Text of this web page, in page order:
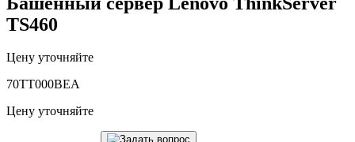
TS460
Цену уточняйте
70TT000BEA
Цену уточняйте